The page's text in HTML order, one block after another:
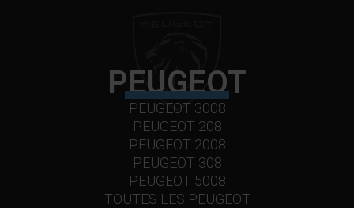
PEUGEOT
PEUGEOT 3008
PEUGEOT 208
PEUGEOT 2008
PEUGEOT 308
PEUGEOT 5008
TOUTES LES PEUGEOT